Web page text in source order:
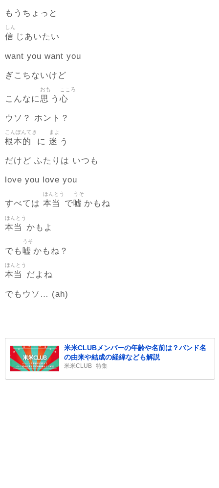
もうちょっと
信
しん
じあいたい
want you want you
ぎこちないけど
こんなに思
おも
う 心
こころ
ウソ？ ホント？
根本的
こんぽんてき
に 迷
まよ
う
だけど ふたりは いつも
love you love you
すべては 本当
ほんとう
で嘘
うそ
かもね
本当
ほんとう
かもよ
でも嘘
うそ
かもね？
本当
ほんとう
だよね
でもウソ… (ah)
米米CLUBメンバーの年齢や名前は？バンド名
の由来や結成の経緯なども解説
米米CLUB 特集